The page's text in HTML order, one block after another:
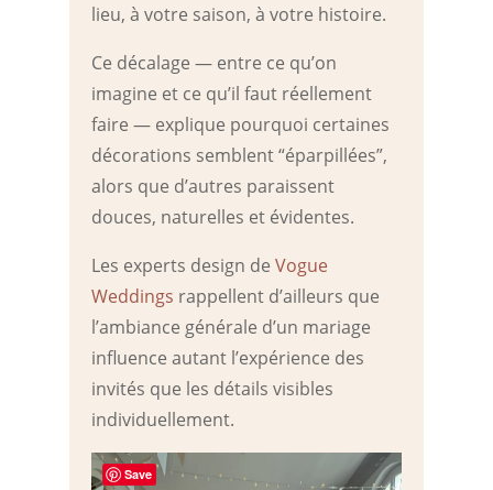
lieu, à votre saison, à votre histoire.
Ce décalage — entre ce qu’on
imagine et ce qu’il faut réellement
faire — explique pourquoi certaines
décorations semblent “éparpillées”,
alors que d’autres paraissent
douces, naturelles et évidentes.
Les experts design de Vogue
Weddings rappellent d’ailleurs que
l’ambiance générale d’un mariage
influence autant l’expérience des
invités que les détails visibles
individuellement.
Save